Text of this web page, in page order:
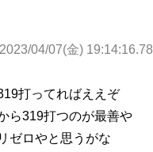
2023/04/07(金) 19:14:16.78
打ってればええぞ
ら319打つのが最善や
ゼロやと思うがな